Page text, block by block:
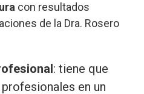
con resultados
de la Dra. Rosero
: tiene que
en un